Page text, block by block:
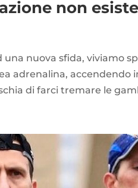
non
nuova sfida, viviamo
adrenalina, accendendo
di farci tremare le